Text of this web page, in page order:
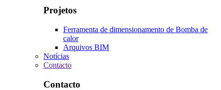
Projetos
Ferramenta de dimensionamento de Bomba de
calor
Arquivos BIM
Notícias
Contacto
Contacto